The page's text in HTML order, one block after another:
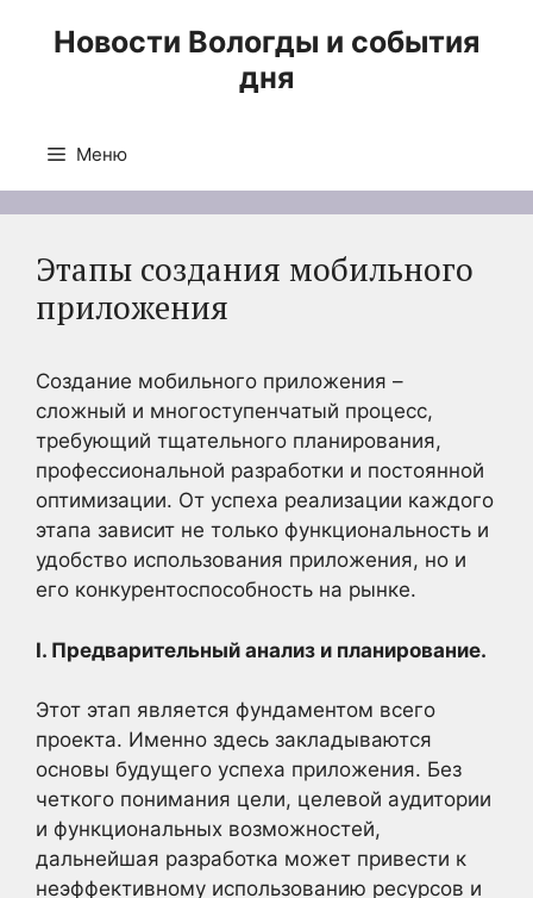
Новости Вологды и события
дня
Меню
Этапы создания мобильного
приложения
Создание мобильного приложения –
сложный и многоступенчатый процесс,
требующий тщательного планирования,
профессиональной разработки и постоянной
оптимизации. От успеха реализации каждого
этапа зависит не только функциональность и
удобство использования приложения, но и
его конкурентоспособность на рынке.
I. Предварительный анализ и планирование.
Этот этап является фундаментом всего
проекта. Именно здесь закладываются
основы будущего успеха приложения. Без
четкого понимания цели, целевой аудитории
и функциональных возможностей,
дальнейшая разработка может привести к
неэффективному использованию ресурсов и